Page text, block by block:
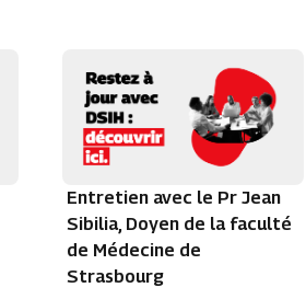
Entretien avec le Pr Jean
Sibilia, Doyen de la faculté
de Médecine de
Strasbourg